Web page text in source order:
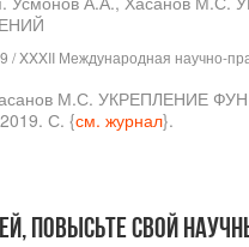
XXXII Международная научно-
Хасанов М.С.
С. {см. журнал}.
повысьте свой